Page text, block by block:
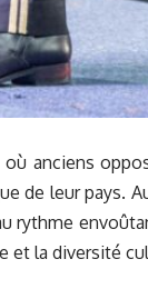
anciens
de leur pays.
rythme
et la diversité